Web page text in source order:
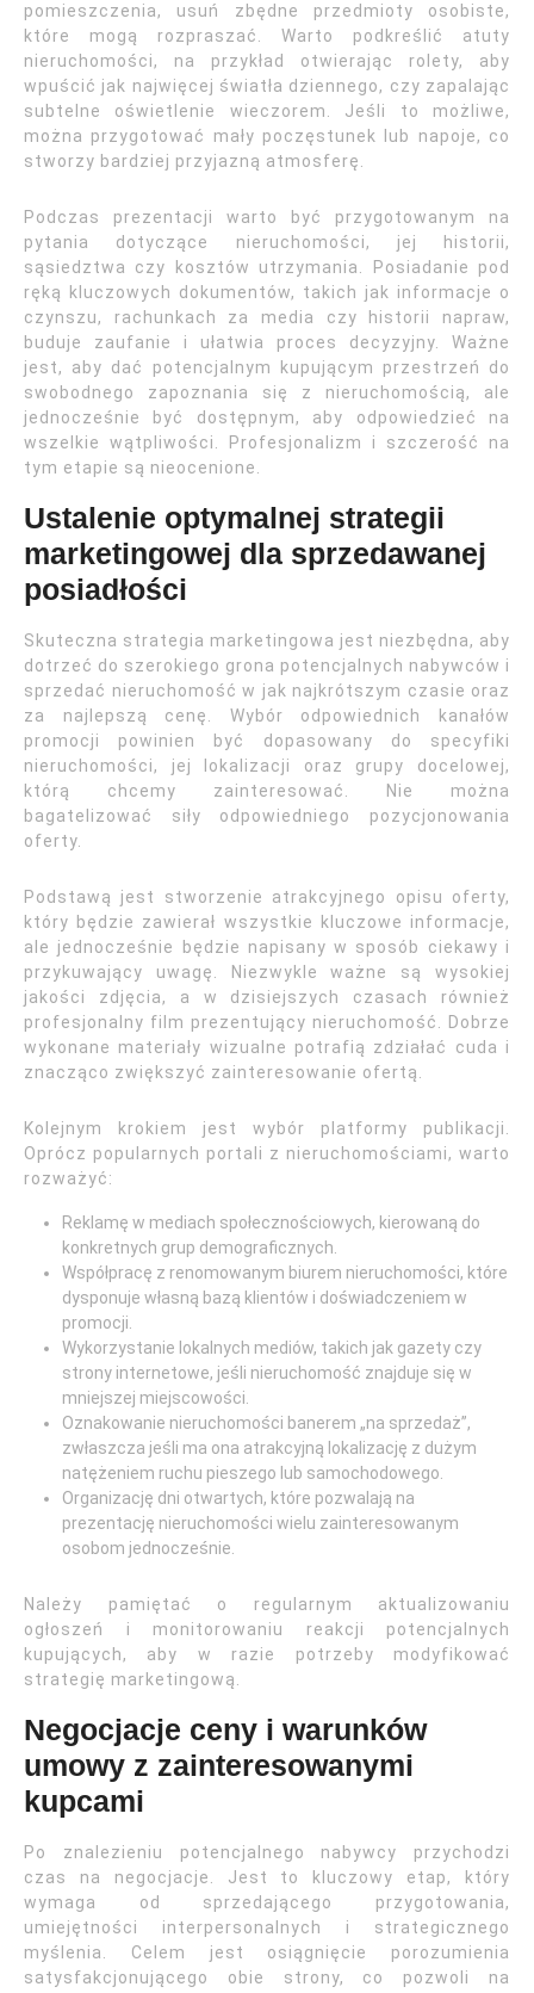
pomieszczenia, usuń zbędne przedmioty osobiste,
które mogą rozpraszać. Warto podkreślić atuty
nieruchomości, na przykład otwierając rolety, aby
wpuścić jak najwięcej światła dziennego, czy zapalając
subtelne oświetlenie wieczorem. Jeśli to możliwe,
można przygotować mały poczęstunek lub napoje, co
stworzy bardziej przyjazną atmosferę.
Podczas prezentacji warto być przygotowanym na
pytania dotyczące nieruchomości, jej historii,
sąsiedztwa czy kosztów utrzymania. Posiadanie pod
ręką kluczowych dokumentów, takich jak informacje o
czynszu, rachunkach za media czy historii napraw,
buduje zaufanie i ułatwia proces decyzyjny. Ważne
jest, aby dać potencjalnym kupującym przestrzeń do
swobodnego zapoznania się z nieruchomością, ale
jednocześnie być dostępnym, aby odpowiedzieć na
wszelkie wątpliwości. Profesjonalizm i szczerość na
tym etapie są nieocenione.
Ustalenie optymalnej strategii
marketingowej dla sprzedawanej
posiadłości
Skuteczna strategia marketingowa jest niezbędna, aby
dotrzeć do szerokiego grona potencjalnych nabywców i
sprzedać nieruchomość w jak najkrótszym czasie oraz
za najlepszą cenę. Wybór odpowiednich kanałów
promocji powinien być dopasowany do specyfiki
nieruchomości, jej lokalizacji oraz grupy docelowej,
którą chcemy zainteresować. Nie można
bagatelizować siły odpowiedniego pozycjonowania
oferty.
Podstawą jest stworzenie atrakcyjnego opisu oferty,
który będzie zawierał wszystkie kluczowe informacje,
ale jednocześnie będzie napisany w sposób ciekawy i
przykuwający uwagę. Niezwykle ważne są wysokiej
jakości zdjęcia, a w dzisiejszych czasach również
profesjonalny film prezentujący nieruchomość. Dobrze
wykonane materiały wizualne potrafią zdziałać cuda i
znacząco zwiększyć zainteresowanie ofertą.
Kolejnym krokiem jest wybór platformy publikacji.
Oprócz popularnych portali z nieruchomościami, warto
rozważyć:
Reklamę w mediach społecznościowych, kierowaną do
konkretnych grup demograficznych.
Współpracę z renomowanym biurem nieruchomości, które
dysponuje własną bazą klientów i doświadczeniem w
promocji.
Wykorzystanie lokalnych mediów, takich jak gazety czy
strony internetowe, jeśli nieruchomość znajduje się w
mniejszej miejscowości.
Oznakowanie nieruchomości banerem „na sprzedaż”,
zwłaszcza jeśli ma ona atrakcyjną lokalizację z dużym
natężeniem ruchu pieszego lub samochodowego.
Organizację dni otwartych, które pozwalają na
prezentację nieruchomości wielu zainteresowanym
osobom jednocześnie.
Należy pamiętać o regularnym aktualizowaniu
ogłoszeń i monitorowaniu reakcji potencjalnych
kupujących, aby w razie potrzeby modyfikować
strategię marketingową.
Negocjacje ceny i warunków
umowy z zainteresowanymi
kupcami
Po znalezieniu potencjalnego nabywcy przychodzi
czas na negocjacje. Jest to kluczowy etap, który
wymaga od sprzedającego przygotowania,
umiejętności interpersonalnych i strategicznego
myślenia. Celem jest osiągnięcie porozumienia
satysfakcjonującego obie strony, co pozwoli na